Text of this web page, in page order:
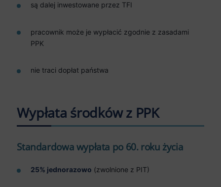
są dalej inwestowane przez TFI
pracownik może je wypłacić zgodnie z zasadami
PPK
nie traci dopłat państwa
Wypłata środków z PPK
Standardowa wypłata po 60. roku życia
25% jednorazowo (zwolnione z PIT)